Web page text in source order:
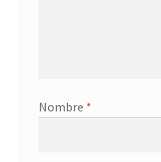
Nombre *